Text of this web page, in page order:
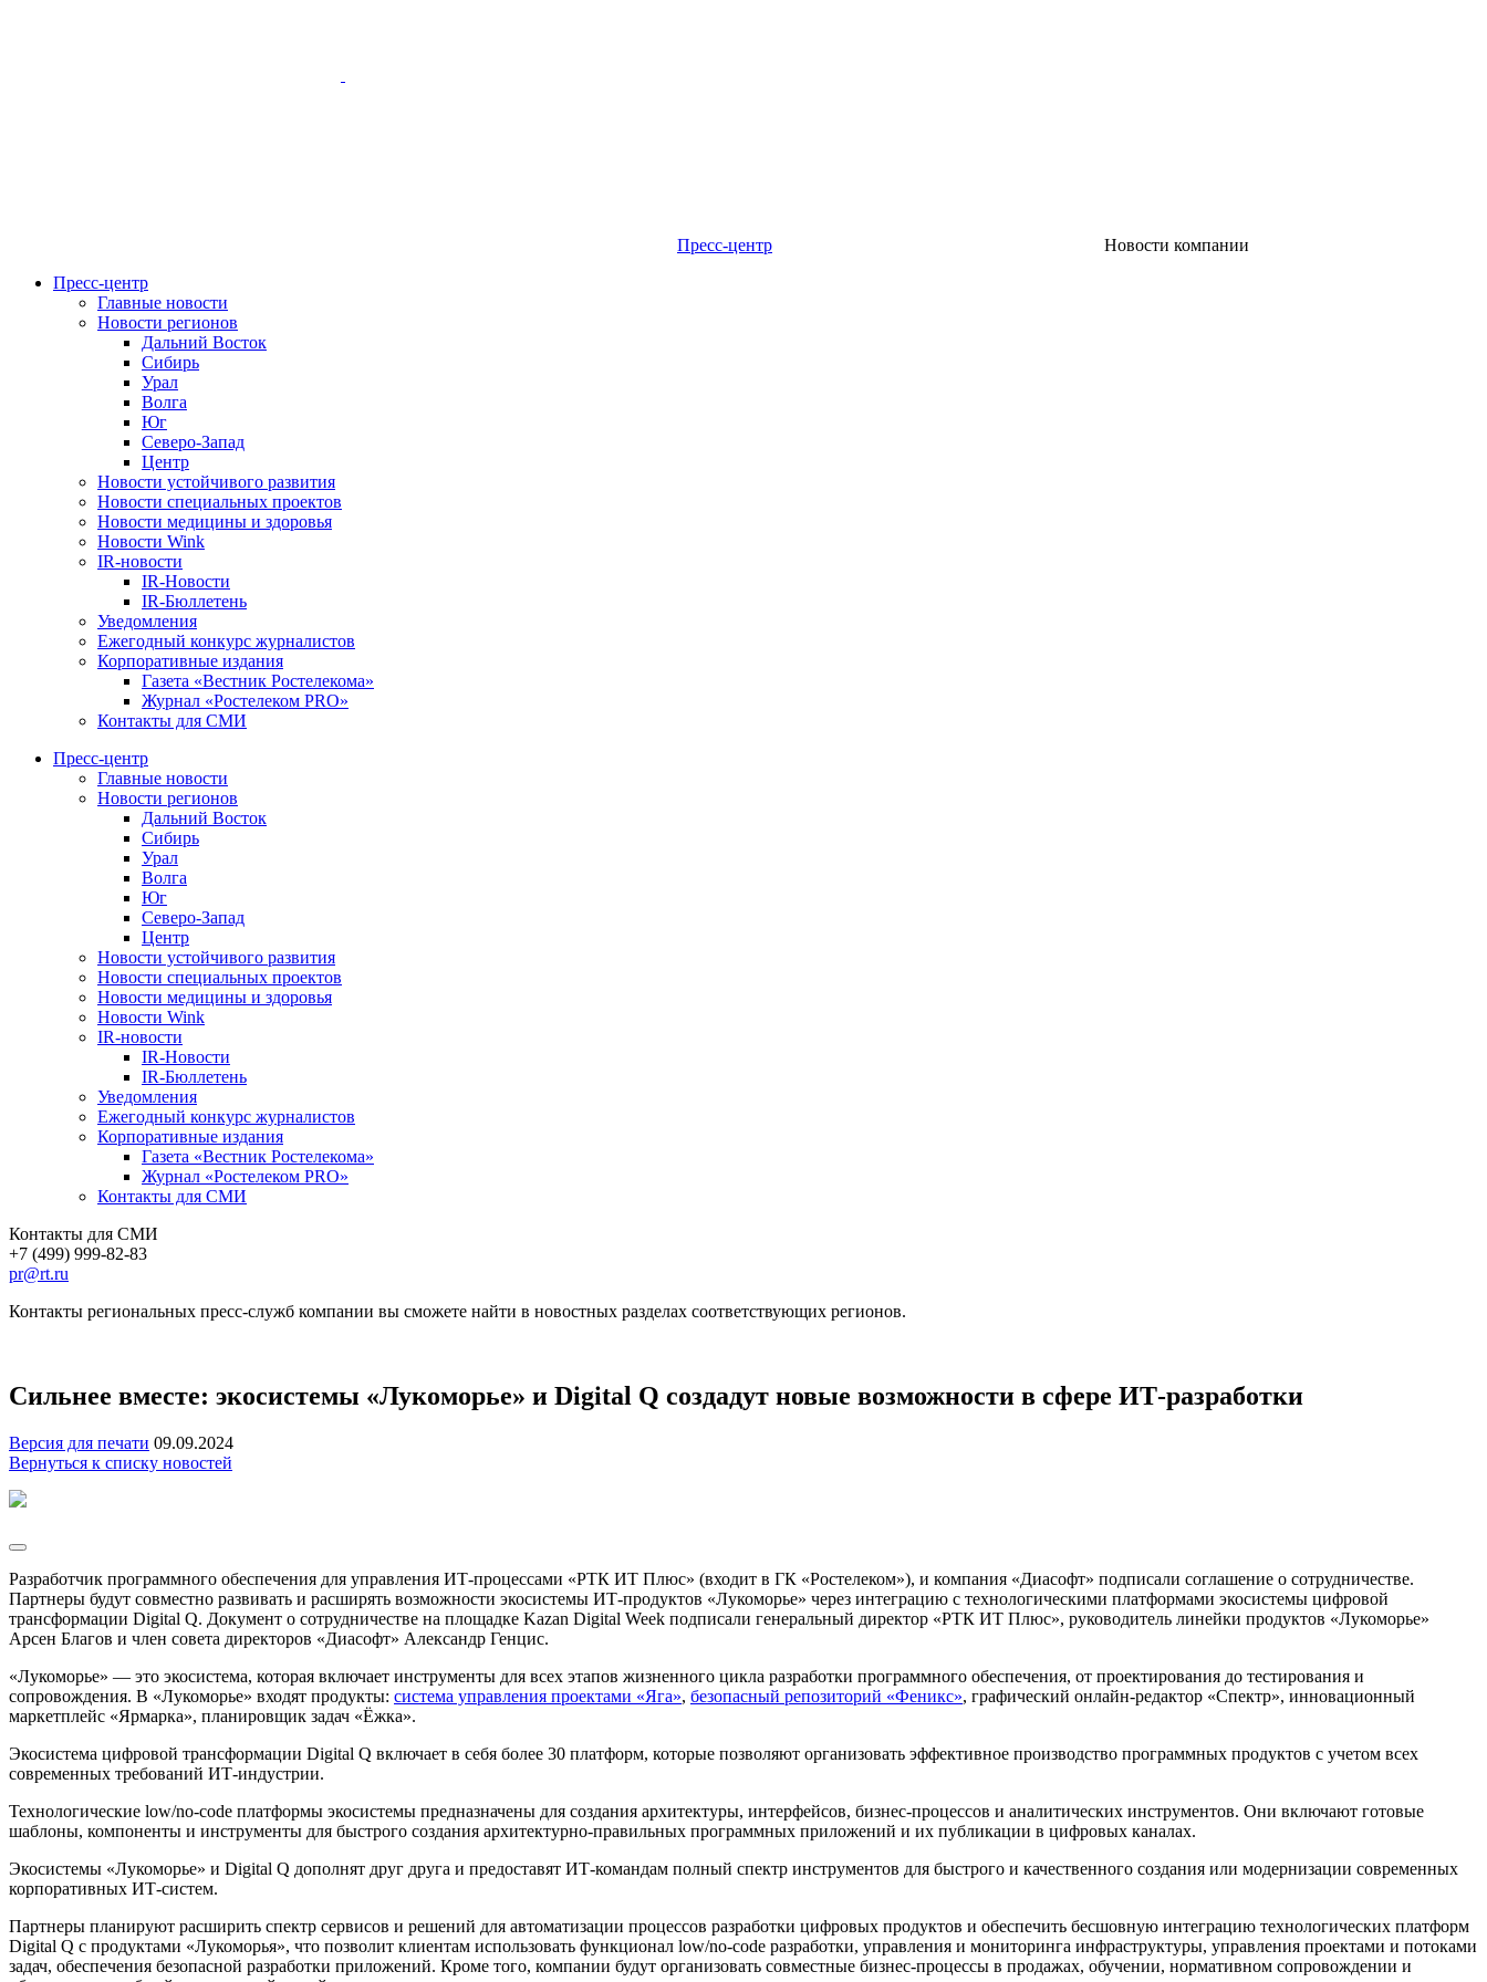
Пресс-центр
Новости компании
Пресс-центр
Главные новости
Новости регионов
Дальний Восток
Сибирь
Урал
Волга
Юг
Северо-Запад
Центр
Новости устойчивого развития
Новости специальных проектов
Новости медицины и здоровья
Новости Wink
IR-новости
IR-Новости
IR-Бюллетень
Уведомления
Ежегодный конкурс журналистов
Корпоративные издания
Газета «Вестник Ростелекома»
Журнал «Ростелеком PRO»
Контакты для СМИ
Пресс-центр
Главные новости
Новости регионов
Дальний Восток
Сибирь
Урал
Волга
Юг
Северо-Запад
Центр
Новости устойчивого развития
Новости специальных проектов
Новости медицины и здоровья
Новости Wink
IR-новости
IR-Новости
IR-Бюллетень
Уведомления
Ежегодный конкурс журналистов
Корпоративные издания
Газета «Вестник Ростелекома»
Журнал «Ростелеком PRO»
Контакты для СМИ
Контакты для СМИ
+7 (499) 999-82-83
pr@rt.ru
Контакты региональных пресс-служб компании вы сможете найти в новостных разделах соответствующих регионов.
Сильнее вместе: экосистемы «Лукоморье» и Digital Q создадут новые возможности в сфере ИТ-разработки
Версия для печати 09.09.2024
Вернуться к списку новостей
Разработчик программного обеспечения для управления ИТ-процессами «РТК ИТ Плюс» (входит в ГК «Ростелеком»), и компания «Диасофт» подписали соглашение о сотрудничестве.
Партнеры будут совместно развивать и расширять возможности экосистемы ИТ-продуктов «Лукоморье» через интеграцию с технологическими платформами экосистемы цифровой
трансформации Digital Q. Документ о сотрудничестве на площадке Kazan Digital Week подписали генеральный директор «РТК ИТ Плюс», руководитель линейки продуктов «Лукоморье»
Арсен Благов и член совета директоров «Диасофт» Александр Генцис.
«Лукоморье» — это экосистема, которая включает инструменты для всех этапов жизненного цикла разработки программного обеспечения, от проектирования до тестирования и
сопровождения. В «Лукоморье» входят продукты: система управления проектами «Яга», безопасный репозиторий «Феникс», графический онлайн-редактор «Спектр», инновационный
маркетплейс «Ярмарка», планировщик задач «Ëжка».
Экосистема цифровой трансформации Digital Q включает в себя более 30 платформ, которые позволяют организовать эффективное производство программных продуктов с учетом всех
современных требований ИТ-индустрии.
Технологические low/no-code платформы экосистемы предназначены для создания архитектуры, интерфейсов, бизнес-процессов и аналитических инструментов. Они включают готовые
шаблоны, компоненты и инструменты для быстрого создания архитектурно-правильных программных приложений и их публикации в цифровых каналах.
Экосистемы «Лукоморье» и Digital Q дополнят друг друга и предоставят ИТ-командам полный спектр инструментов для быстрого и качественного создания или модернизации современных
корпоративных ИТ-систем.
Партнеры планируют расширить спектр сервисов и решений для автоматизации процессов разработки цифровых продуктов и обеспечить бесшовную интеграцию технологических платформ
Digital Q с продуктами «Лукоморья», что позволит клиентам использовать функционал low/no-code разработки, управления и мониторинга инфраструктуры, управления проектами и потоками
задач, обеспечения безопасной разработки приложений. Кроме того, компании будут организовать совместные бизнес-процессы в продажах, обучении, нормативном сопровождении и